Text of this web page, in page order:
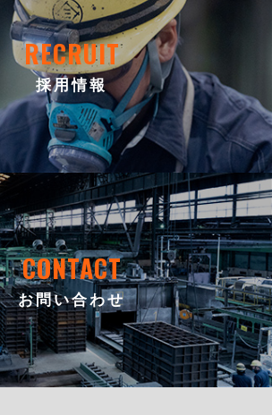
RECRUIT
採用情報
CONTACT
お問い合わせ